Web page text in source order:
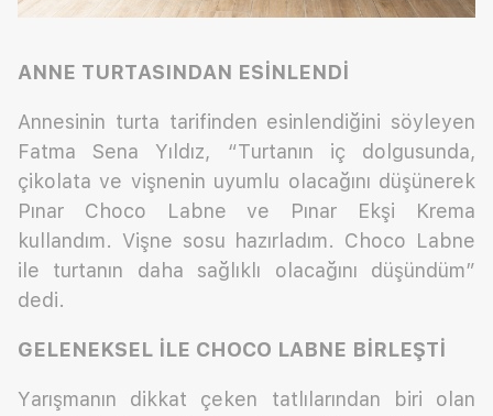
ANNE TURTASINDAN ESİNLENDİ
Annesinin turta tarifinden esinlendiğini söyleyen
Fatma Sena Yıldız, “Turtanın iç dolgusunda,
çikolata ve vişnenin uyumlu olacağını düşünerek
Pınar Choco Labne ve Pınar Ekşi Krema
kullandım. Vişne sosu hazırladım. Choco Labne
ile turtanın daha sağlıklı olacağını düşündüm”
dedi.
GELENEKSEL İLE CHOCO LABNE BİRLEŞTİ
Yarışmanın dikkat çeken tatlılarından biri olan